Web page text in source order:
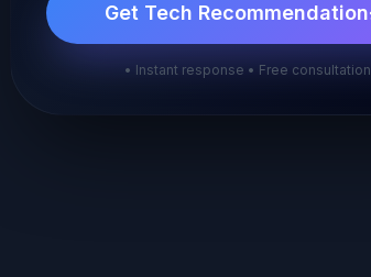
Get Tech Recommendation
• Instant response • Free consultation